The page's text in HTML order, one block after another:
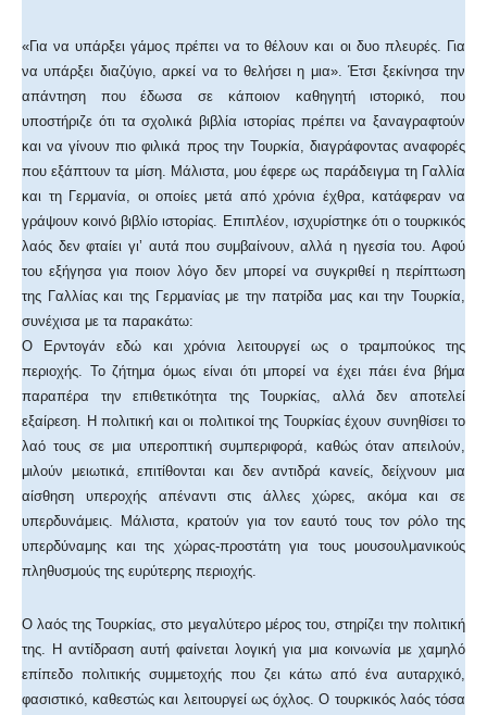
«Για να υπάρξει γάμος πρέπει να το θέλουν και οι δυο πλευρές. Για
να υπάρξει διαζύγιο, αρκεί να το θελήσει η μια». Έτσι ξεκίνησα την
απάντηση που έδωσα σε κάποιον καθηγητή ιστορικό, που
υποστήριζε ότι τα σχολικά βιβλία ιστορίας πρέπει να ξαναγραφτούν
και να γίνουν πιο φιλικά προς την Τουρκία, διαγράφοντας αναφορές
που εξάπτουν τα μίση. Μάλιστα, μου έφερε ως παράδειγμα τη Γαλλία
και τη Γερμανία, οι οποίες μετά από χρόνια έχθρα, κατάφεραν να
γράψουν κοινό βιβλίο ιστορίας. Επιπλέον, ισχυρίστηκε ότι ο τουρκικός
λαός δεν φταίει γι’ αυτά που συμβαίνουν, αλλά η ηγεσία του. Αφού
του εξήγησα για ποιον λόγο δεν μπορεί να συγκριθεί η περίπτωση
της Γαλλίας και της Γερμανίας με την πατρίδα μας και την Τουρκία,
συνέχισα με τα παρακάτω:
Ο Ερντογάν εδώ και χρόνια λειτουργεί ως ο τραμπούκος της
περιοχής. Το ζήτημα όμως είναι ότι μπορεί να έχει πάει ένα βήμα
παραπέρα την επιθετικότητα της Τουρκίας, αλλά δεν αποτελεί
εξαίρεση. Η πολιτική και οι πολιτικοί της Τουρκίας έχουν συνηθίσει το
λαό τους σε μια υπεροπτική συμπεριφορά, καθώς όταν απειλούν,
μιλούν μειωτικά, επιτίθονται και δεν αντιδρά κανείς, δείχνουν μια
αίσθηση υπεροχής απέναντι στις άλλες χώρες, ακόμα και σε
υπερδυνάμεις. Μάλιστα, κρατούν για τον εαυτό τους τον ρόλο της
υπερδύναμης και της χώρας-προστάτη για τους μουσουλμανικούς
πληθυσμούς της ευρύτερης περιοχής.
Ο λαός της Τουρκίας, στο μεγαλύτερο μέρος του, στηρίζει την πολιτική
της. Η αντίδραση αυτή φαίνεται λογική για μια κοινωνία με χαμηλό
επίπεδο πολιτικής συμμετοχής που ζει κάτω από ένα αυταρχικό,
φασιστικό, καθεστώς και λειτουργεί ως όχλος. Ο τουρκικός λαός τόσα